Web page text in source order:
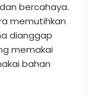
bercahaya.
memutihkan
dianggap
memakai
bahan